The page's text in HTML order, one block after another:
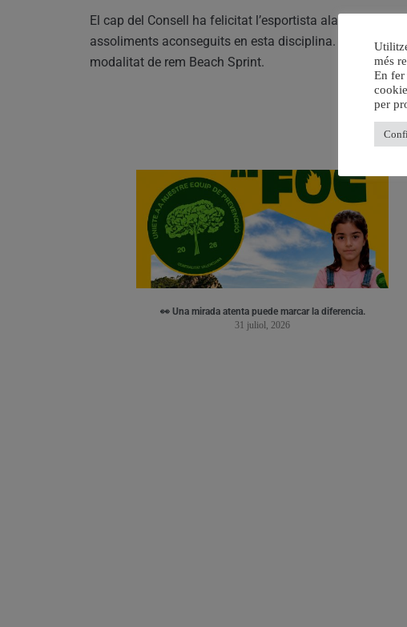
El cap del Consell ha felicitat l’esportista alacantina,
assoliments aconseguits en esta disciplina. Lucía
modalitat de rem Beach Sprint.
👀 Una mirada atenta puede marcar la diferencia.
31 juliol, 2026
més
En fer
per